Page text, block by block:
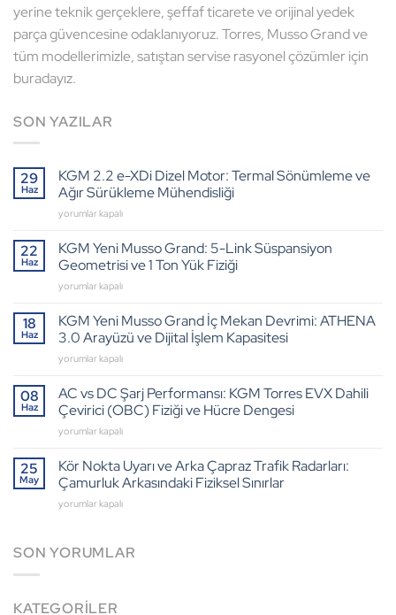
yerine teknik gerçeklere, şeffaf ticarete ve orijinal yedek
parça güvencesine odaklanıyoruz. Torres, Musso Grand ve
tüm modellerimizle, satıştan servise rasyonel çözümler için
buradayız.
SON YAZILAR
29
Haz
KGM 2.2 e-XDi Dizel Motor: Termal Sönümleme ve
Ağır Sürükleme Mühendisliği
KGM
e-
XDi
Dizel
Motor:
Sönümleme
ve
Sürükleme
için
yorumlar kapalı
22
Haz
KGM Yeni Musso Grand: 5-Link Süspansiyon
Geometrisi ve 1 Ton Yük Fiziği
KGM
Musso
Grand:
5-
Link
Geometrisi
ve
Ton
Fiziği
için
yorumlar kapalı
18
Haz
KGM Yeni Musso Grand İç Mekan Devrimi: ATHENA
3.0 Arayüzü ve Dijital İşlem Kapasitesi
KGM
Musso
Grand
İç
Mekan
ATHENA
3.0
Arayüzü
ve
Kapasitesi
yorumlar kapalı
08
Haz
AC vs DC Şarj Performansı: KGM Torres EVX Dahili
Çevirici (OBC) Fiziği ve Hücre Dengesi
AC
DC
Şarj
Performansı:
KGM
Dahili
ve
yorumlar kapalı
25
May
Kör Nokta Uyarı ve Arka Çapraz Trafik Radarları:
Çamurluk Arkasındaki Fiziksel Sınırlar
Kör
ve
Radarları:
yorumlar kapalı
SON YORUMLAR
KATEGORILER